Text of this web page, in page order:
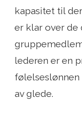
kapasitet til
er klar over
lederen er en
av glede.